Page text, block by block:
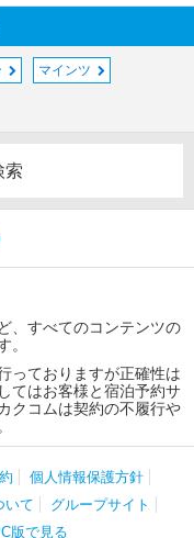
マインツ
索
、すべてのコンテンツの
。
っておりますが正確性は
てはお客様と宿泊予約サ
クコムは契約の不履行や
個人情報保護方針
いて
グループサイト
版で見る